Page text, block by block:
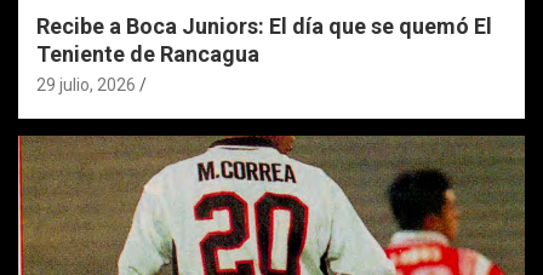
Recibe a Boca Juniors: El día que se quemó El
Teniente de Rancagua
29 julio, 2026